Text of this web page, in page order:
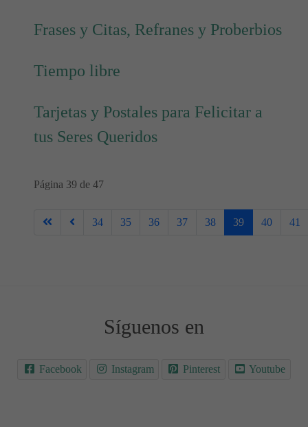
Frases y Citas, Refranes y Proberbios
Tiempo libre
Tarjetas y Postales para Felicitar a
tus Seres Queridos
Página 39 de 47
34 35 36 37 38 39 40 41
Síguenos en
Facebook Instagram Pinterest Youtube